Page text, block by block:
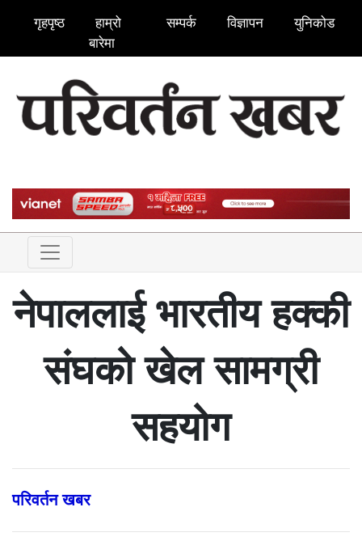
गृहपृष्ठ
हाम्रो
बारेमा
सम्पर्क विज्ञापन युनिकोड
नेपाललाई भारतीय हक्की
संघको खेल सामग्री
सहयोग
परिवर्तन खबर